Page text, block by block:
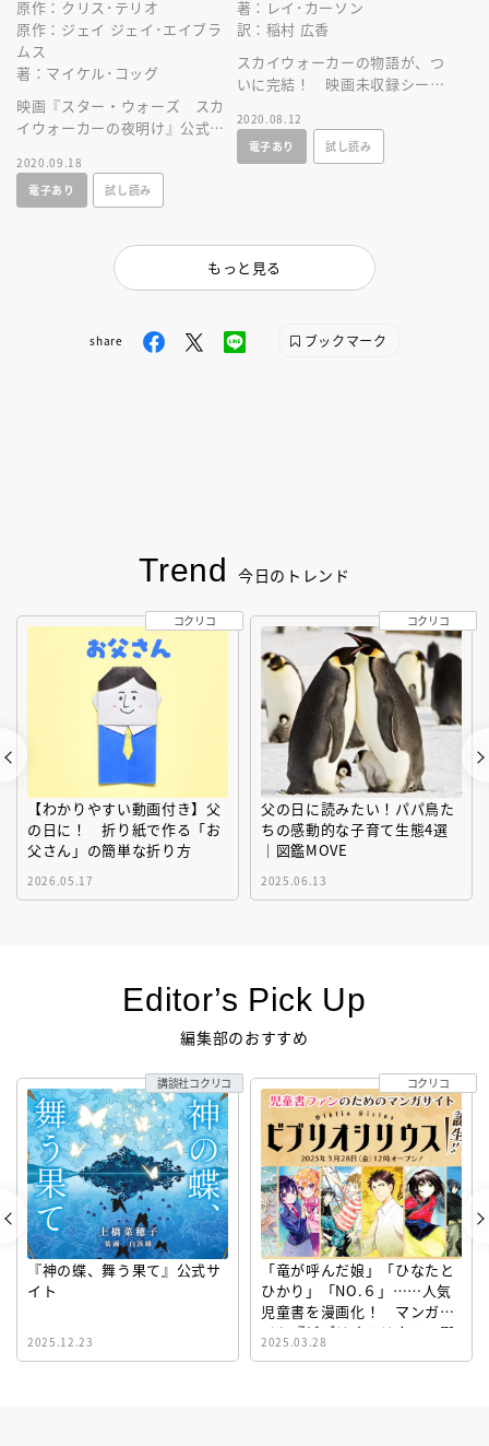
原作：クリス･テリオ
原作：ジェイ ジェイ･エイブラ
ムス
著：マイケル･コッグ
映画『スター・ウォーズ スカ
イウォーカーの夜明け』公式ジ
マックスがここにある！
2020.09.18
電子あり
試し読み
著：レイ･カーソン
訳：稲村 広香
スカイウォーカーの物語が、つ
いに完結！ 映画未収録シーン
ズ！
2020.08.12
電子あり
試し読み
もっと見る
share ブックマーク
Trend 今日のトレンド
【わかりやすい動画付き】父
の日に！ 折り紙で作る「お
父さん」の簡単な折り方
2026.05.17
コクリコ
父の日に読みたい！パパ鳥た
ちの感動的な子育て生態4選
｜図鑑MOVE
2025.06.13
コクリコ
Editor’s Pick Up
編集部のおすすめ
『神の蝶、舞う果て』公式サ
イト
2025.12.23
講談社コクリコ
「竜が呼んだ娘」「ひなたと
ひかり」「NO.６」……人気
児童書を漫画化！ マンガサ
イト『ビブリオシリウス』誕
生！
2025.03.28
コクリコ